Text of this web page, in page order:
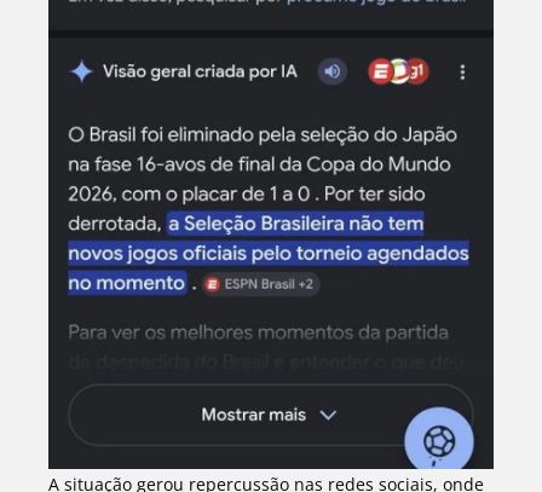
A situação gerou repercussão nas redes sociais, onde